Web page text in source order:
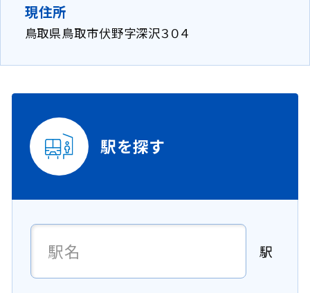
現住所
鳥取県鳥取市伏野字深沢３０４
駅を探す
駅